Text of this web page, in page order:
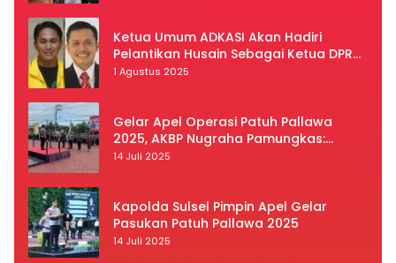
Ketua Umum ADKASI Akan Hadiri
Pelantikan Husain Sebagai Ketua DPRD
Luwu Utara
1 Agustus 2025
Gelar Apel Operasi Patuh Pallawa
2025, AKBP Nugraha Pamungkas:
Kedisiplinan dan Keselamatan Jadi
14 Juli 2025
Kapolda Sulsel Pimpin Apel Gelar
Pasukan Patuh Pallawa 2025
14 Juli 2025